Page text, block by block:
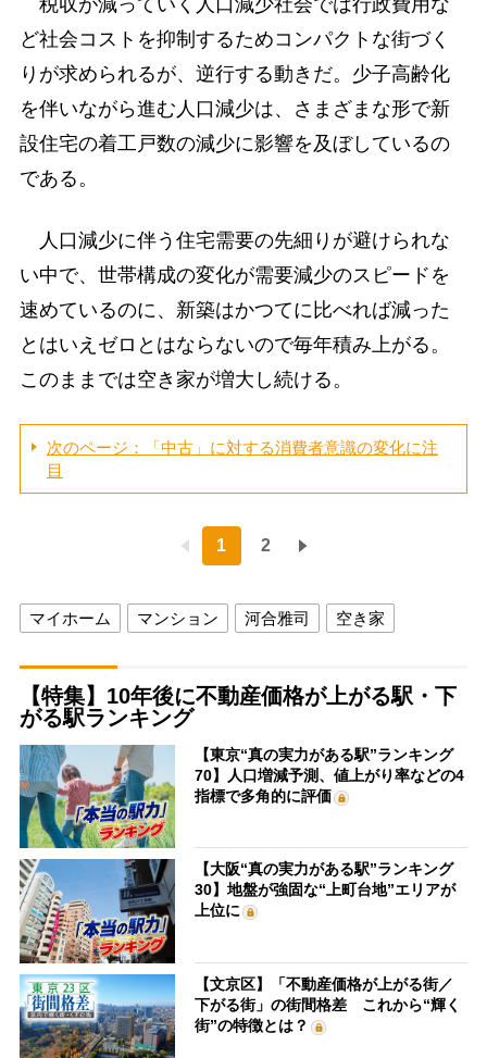
ど社会コストを抑制するためコンパクトな街づく
りが求められるが、逆行する動きだ。少子高齢化
を伴いながら進む人口減少は、さまざまな形で新
設住宅の着工戸数の減少に影響を及ぼしているの
である。
人口減少に伴う住宅需要の先細りが避けられな
い中で、世帯構成の変化が需要減少のスピードを
速めているのに、新築はかつてに比べれば減った
とはいえゼロとはならないので毎年積み上がる。
このままでは空き家が増大し続ける。
次のページ：「中古」に対する消費者意識の変化に注
目
1 2
マイホーム マンション 河合雅司 空き家
【特集】10年後に不動産価格が上がる駅・下
がる駅ランキング
【東京“真の実力がある駅”ランキング
70】人口増減予測、値上がり率などの4
指標で多角的に評価
【大阪“真の実力がある駅”ランキング
30】地盤が強固な“上町台地”エリアが
上位に
【文京区】「不動産価格が上がる街／
下がる街」の街間格差 これから“輝く
街”の特徴とは？